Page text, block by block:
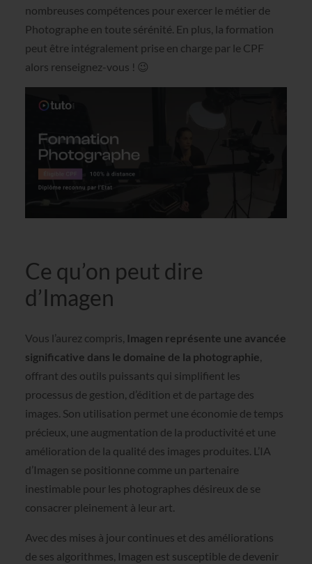
nombreuses compétences pour exercer le métier de
Photographe en toute sérénité. En plus, la formation
peut être intégralement prise en charge par le CPF
alors renseignez-vous ! 😉
Ce qu’on peut dire
d’Imagen
Vous l’aurez compris, Imagen représente une avancée
significative dans le domaine de la photographie,
offrant des outils puissants qui simplifient les
processus de gestion, d’édition et de partage des
images. Son utilisation permet une économie de temps
précieux, une augmentation de la productivité et une
amélioration de la qualité des images produites. L’IA
d’Imagen se positionne comme un partenaire
inestimable pour les photographes désireux de se
consacrer pleinement à leur art.
Avec des mises à jour continues et des améliorations
de ses algorithmes, Imagen est susceptible de devenir